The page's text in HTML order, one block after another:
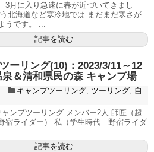
3月に入り急速に春が近づいてきまし
北海道など寒冷地では まだまだ寒さが
うです。 ...
記事を読む
ーリング(10)：2023/3/11～12
＆清和県民の森 キャンプ場
キャンプツーリング, ツーリング, 自
ンプツーリング メンバー2人 師匠（超
宿ライダー） 私（学生時代 野宿ライダ
記事を読む